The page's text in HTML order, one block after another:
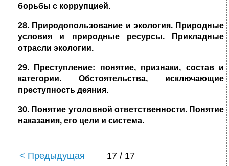
борьбы с коррупцией.
28. Природопользование и экология. Природные
условия и природные ресурсы. Прикладные
отрасли экологии.
29. Преступление: понятие, признаки, состав и
категории. Обстоятельства, исключающие
преступность деяния.
30. Понятие уголовной ответственности. Понятие
наказания, его цели и система.
< Предыдущая 17 / 17